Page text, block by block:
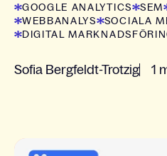
GOOGLE ANALYTICS
SEM
WEBBANALYS
SOCIALA
DIGITAL
Sofia Bergfeldt-Trotzig 1